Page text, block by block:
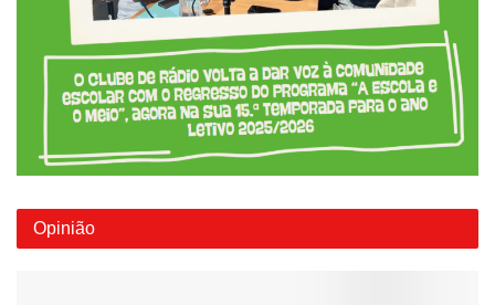
Opinião